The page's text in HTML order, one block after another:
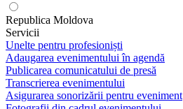
Republica Moldova
Servicii
Unelte pentru profesioniști
Adaugarea evenimentului în agendă
Publicarea comunicatului de presă
Transcrierea evenimentului
Asigurarea sonorizării pentru eveniment